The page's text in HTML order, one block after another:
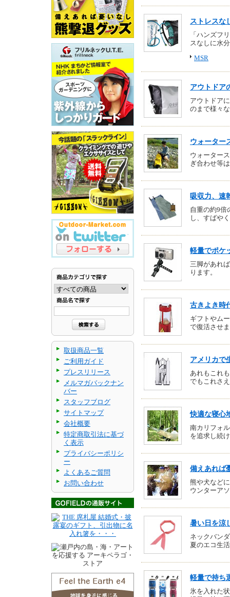
取扱商品一覧
ご利用ガイド
プレスリリース
メルマガバックナン
バー
スタッフブログ
サイトマップ
会社概要
特定商取引法に基づ
く表示
プライバシーポリシ
ー
よくあるご質問
お問い合わせ
ストレスな
「ハンズフ
スなしに水
MSR
アウトドア
アウトドア
のまで様々
ウォーター
ウォーター
ぎ合わせ等
吸収力、速
自重の約9倍
し、すばや
軽量でポケ
三脚があれ
ります。
古きよき時
ギフトやム
で復活させ
アメリカで
あれもこれ
でもこれさ
快適な寝
南カリフォ
を追求し続
備えあれば
熊や犬など
ウンターア
暑い日を涼
ネックバン
夏のエコ生
軽量で持ち
氷を入れた